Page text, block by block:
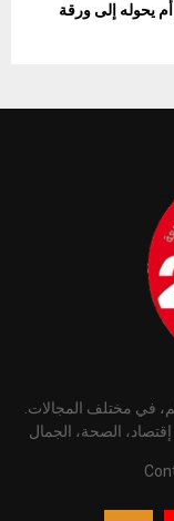
أم يحوله إلى ورقة
العالم، في مختلف المجالات.
الصحة، الجمال